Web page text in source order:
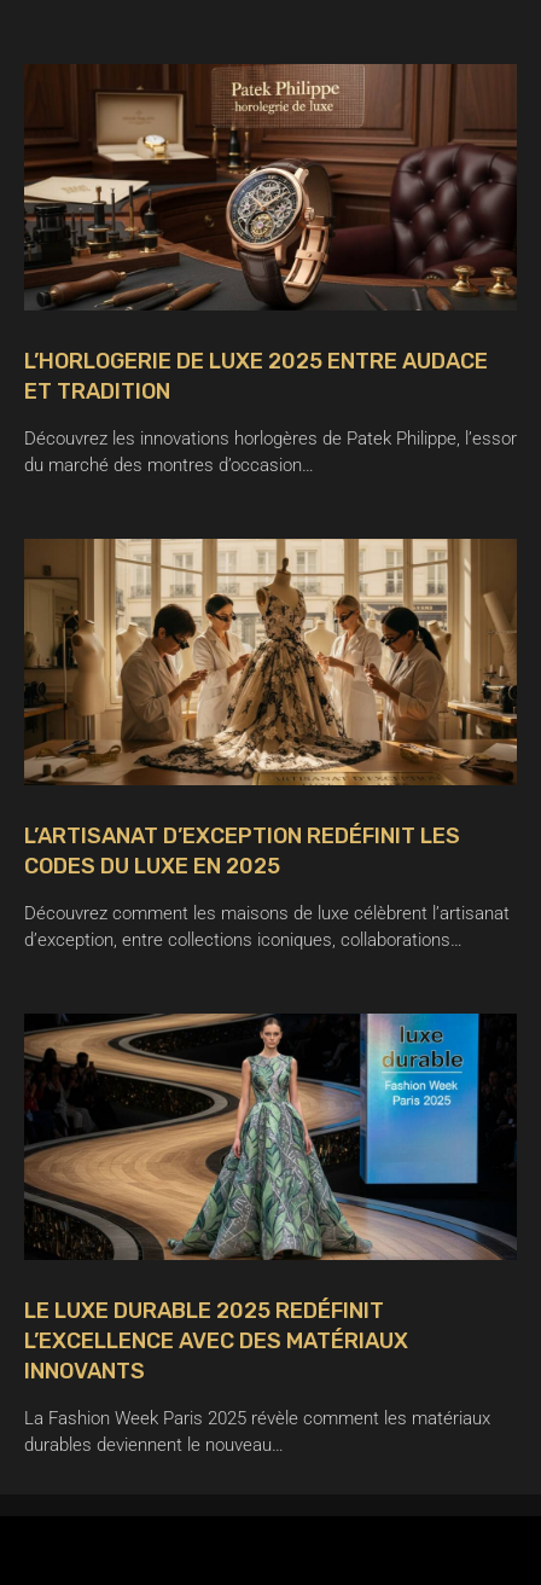
L’HORLOGERIE DE LUXE 2025 ENTRE AUDACE
ET TRADITION
Découvrez les innovations horlogères de Patek Philippe, l’essor
du marché des montres d’occasion…
L’ARTISANAT D’EXCEPTION REDÉFINIT LES
CODES DU LUXE EN 2025
Découvrez comment les maisons de luxe célèbrent l’artisanat
d’exception, entre collections iconiques, collaborations…
LE LUXE DURABLE 2025 REDÉFINIT
L’EXCELLENCE AVEC DES MATÉRIAUX
INNOVANTS
La Fashion Week Paris 2025 révèle comment les matériaux
durables deviennent le nouveau…